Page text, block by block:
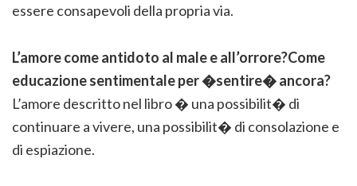
essere consapevoli della propria via.
L’amore come antidoto al male e all’orrore?Come
educazione sentimentale per �sentire� ancora?
L’amore descritto nel libro � una possibilit� di
continuare a vivere, una possibilit� di consolazione e
di espiazione.